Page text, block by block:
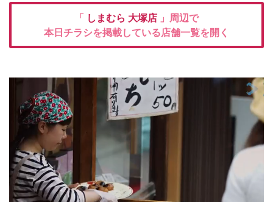
「 しまむら 大塚店 」周辺で
本日チラシを掲載している店舗一覧を開く